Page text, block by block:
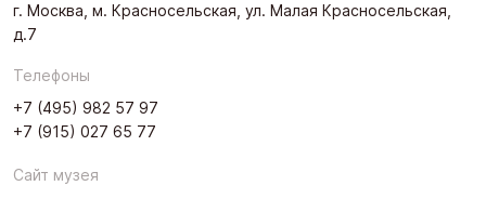
г. Москва, м. Красносельская, ул. Малая Красносельская,
д.7
Телефоны
+7 (495) 982 57 97
+7 (915) 027 65 77
Сайт музея